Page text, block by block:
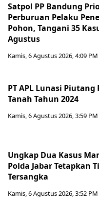
Satpol PP Bandung
Perburuan Pelaku
Pohon, Tangani 35
Agustus
Kamis, 6 Agustus 2026, 4:09 PM
PT APL Lunasi Piutang
Tanah Tahun 2024
Kamis, 6 Agustus 2026, 3:59 PM
Ungkap Dua Kasus
Polda Jabar Tetapkan
Tersangka
Kamis, 6 Agustus 2026, 3:52 PM